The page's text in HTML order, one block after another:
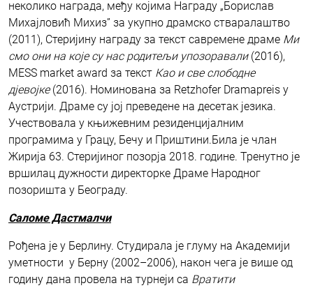
неколико награда, међу којима Награду „Борислав
Михајловић Михиз” за укупно драмско стваралаштво
(2011), Стеријину награду за текст савремене драме Ми
смо они на које су нас родитељи упозоравали(2016),
MESS market award за текст Као и све слободне
дјевојке (2016). Номинована за Retzhofer Dramapreis у
Аустрији. Драме су јој преведене на десетак језика.
Учествовала у књижевним резиденцијалним
програмима у Грацу, Бечу и Приштини.Била је члан
Жирија 63. Стеријиног позорја 2018. године. Тренутно је
вршилац дужности директорке Драме Народног
позоришта у Београду.
Саломе Дастмалчи
Рођена је у Берлину. Студирала је глуму на Академији
уметности у Берну (2002–2006), након чега је више од
годину дана провела на турнеји са Вратити